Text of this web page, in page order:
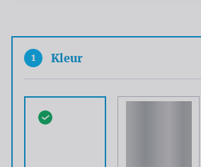
1 Kleur